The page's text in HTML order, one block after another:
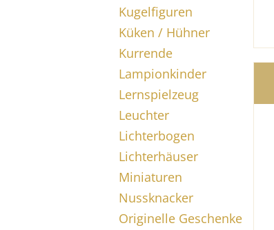
Kugelfiguren
Küken / Hühner
Kurrende
Lampionkinder
Lernspielzeug
Leuchter
Lichterbogen
Lichterhäuser
Miniaturen
Nussknacker
Originelle Geschenke